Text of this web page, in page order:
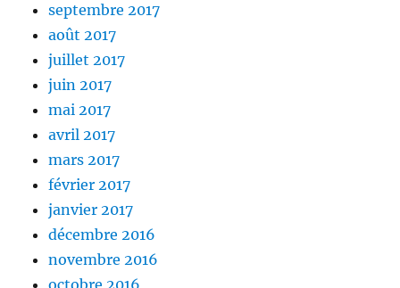
septembre 2017
août 2017
juillet 2017
juin 2017
mai 2017
avril 2017
mars 2017
février 2017
janvier 2017
décembre 2016
novembre 2016